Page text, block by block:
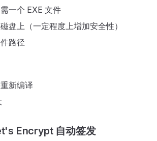
一个 EXE 文件
盘上（一定程度上增加安全性）
路径
新编译
Encrypt 自动签发